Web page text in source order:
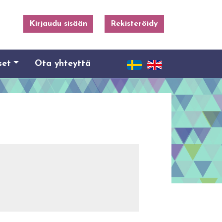
Kirjaudu sisään Rekisteröidy
Ota yhteyttä